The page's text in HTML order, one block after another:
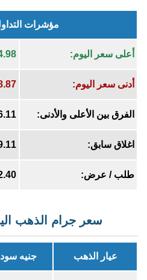
مؤشرات
أعلى سعر اليوم:
أدنى سعر اليوم:
الفرق بين الأعلى والأدنى:
اغلاق سابق:
طلب / عرض:
سعر جرام الذهب
عيار الذهب جنيه